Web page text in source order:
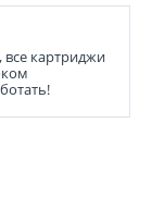
картриджи